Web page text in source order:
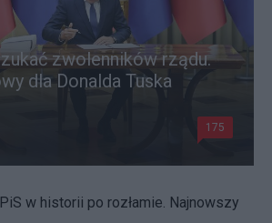
zwolenników rządu.
dla Donalda Tuska
175
PiS w historii po rozłamie. Najnowszy